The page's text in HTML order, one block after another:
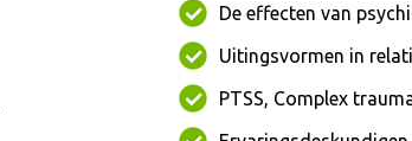
De effecten van
Uitingsvormen in
PTSS, Complex